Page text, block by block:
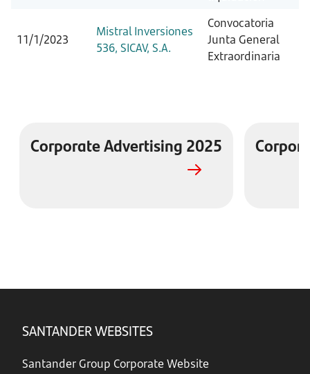
11/1/2023
Mistral Inversiones
536, SICAV, S.A.
Convocatoria
Junta General
Extraordinaria
Corporate Advertising 2025
SANTANDER WEBSITES
Santander Group Corporate Website